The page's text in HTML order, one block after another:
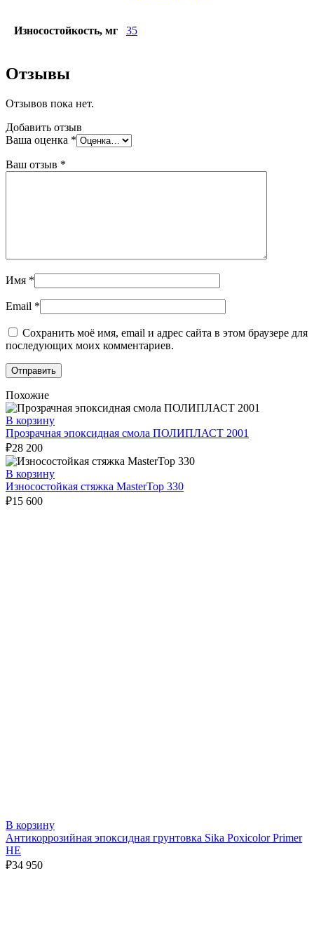
Износостойкость, мг 35
Отзывы
Отзывов пока нет.
Добавить отзыв
Ваша оценка *
Ваш отзыв *
Имя *
Email *
Сохранить моё имя, email и адрес сайта в этом браузере для
последующих моих комментариев.
Похожие
В корзину
Прозрачная эпоксидная смола ПОЛИПЛАСТ 2001
₽28 200
В корзину
Износостойкая стяжка MasterTop 330
₽15 600
В корзину
Антикоррозийная эпоксидная грунтовка Sika Poxicolor Primer
HE
₽34 950